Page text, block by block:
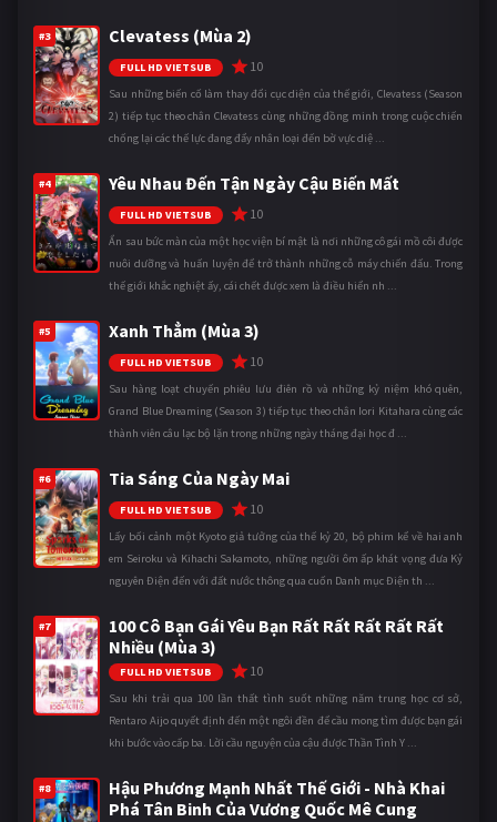
#3 Clevatess (Mùa 2)
FULL HD VIETSUB 10
Sau những biến cố làm thay đổi cục diện của thế giới, Clevatess (Season
2) tiếp tục theo chân Clevatess cùng những đồng minh trong cuộc chiến
chống lại các thế lực đang đẩy nhân loại đến bờ vực diệ ...
#4 Yêu Nhau Đến Tận Ngày Cậu Biến Mất
FULL HD VIETSUB 10
Ẩn sau bức màn của một học viện bí mật là nơi những cô gái mồ côi được
nuôi dưỡng và huấn luyện để trở thành những cỗ máy chiến đấu. Trong
thế giới khắc nghiệt ấy, cái chết được xem là điều hiển nh ...
#5 Xanh Thẳm (Mùa 3)
FULL HD VIETSUB 10
Sau hàng loạt chuyến phiêu lưu điên rồ và những kỷ niệm khó quên,
Grand Blue Dreaming (Season 3) tiếp tục theo chân Iori Kitahara cùng các
thành viên câu lạc bộ lặn trong những ngày tháng đại học đ ...
#6 Tia Sáng Của Ngày Mai
FULL HD VIETSUB 10
Lấy bối cảnh một Kyoto giả tưởng của thế kỷ 20, bộ phim kể về hai anh
em Seiroku và Kihachi Sakamoto, những người ôm ấp khát vọng đưa Kỷ
nguyên Điện đến với đất nước thông qua cuốn Danh mục Điện th ...
#7
100 Cô Bạn Gái Yêu Bạn Rất Rất Rất Rất Rất
Nhiều (Mùa 3)
FULL HD VIETSUB 10
Sau khi trải qua 100 lần thất tình suốt những năm trung học cơ sở,
Rentaro Aijo quyết định đến một ngôi đền để cầu mong tìm được bạn gái
khi bước vào cấp ba. Lời cầu nguyện của cậu được Thần Tình Y ...
#8
Hậu Phương Mạnh Nhất Thế Giới - Nhà Khai
Phá Tân Binh Của Vương Quốc Mê Cung